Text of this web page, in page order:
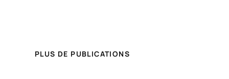
PLUS DE PUBLICATIONS